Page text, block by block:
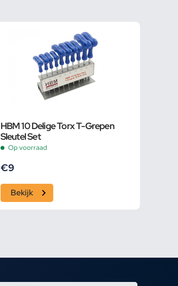
HBM 10 Delige Torx T-Grepen
Sleutel Set
Op voorraad
€9
Bekijk